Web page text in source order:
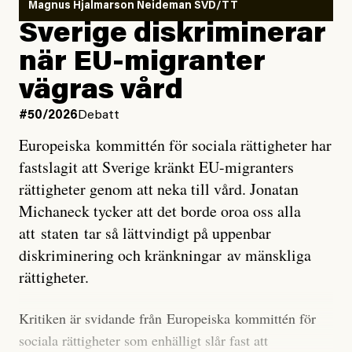
utveckla sig. El Niño är ett återkommande
väderfenomen som uppstår när havsvattnet i delar av
Stilla havet blir ovanligt varmt. Det påverkar vädret
över stora delar av världen och under
forskare allt oftare varnat för att den här El Niñon
Det verkar vara en underdrift, menar nu Zeke
Hausfather.
”Det ser ut som att årets El Niño inte bara med stor
sannolikhet kommer att bli den starkaste sedan
tillförlitliga mätningar inleddes – den kan till och med
marginal”, skriver han.
Magnus Hjalmarson Neideman SVD/TT
Sverige diskriminerar
när EU-migranter
vägras vård
#50/2026 Debatt
Europeiska kommittén för sociala rättigheter har
fastslagit att Sverige kränkt EU-migranters
rättigheter genom att neka till vård. Jonatan
Michaneck tycker att det borde oroa oss alla
att staten tar så lättvindigt på uppenbar
diskriminering och kränkningar av mänskliga
rättigheter.
Kritiken är svidande från Europeiska kommittén för
sociala rättigheter som enhälligt slår fast att